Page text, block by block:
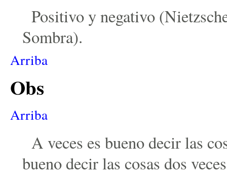
Positivo y negativo
Sombra).
Arriba
Obs
Arriba
A veces es bueno decir las
bueno decir las cosas dos